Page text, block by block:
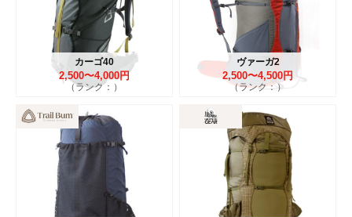
カーゴ40
2,500〜4,000円
（ランク：）
ヴァーガ2
2,500〜4,500円
（ランク：）